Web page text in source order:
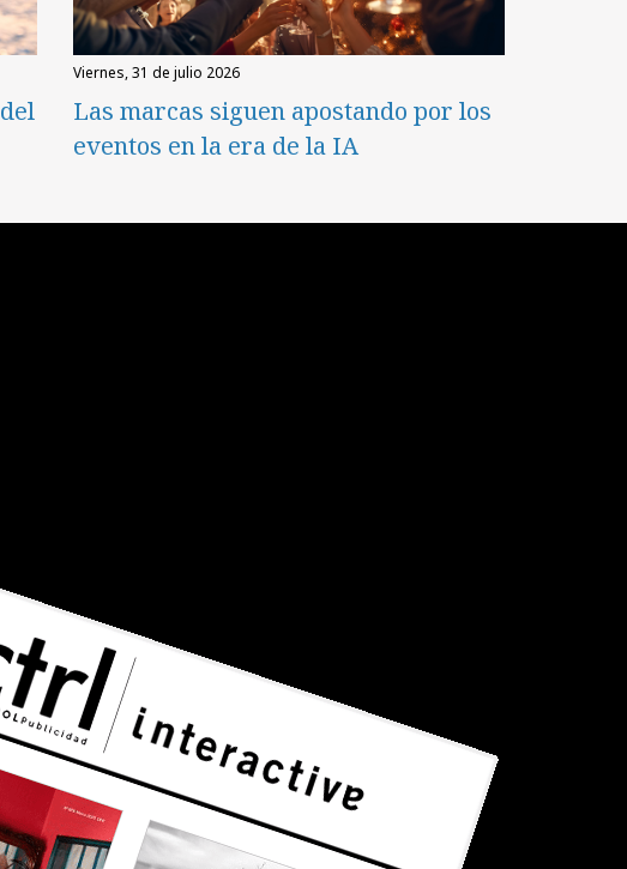
viernes, 31 de julio 2026
Las marcas siguen apostando por los
eventos en la era de la IA